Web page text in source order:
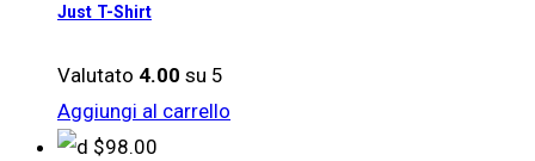
Just T-Shirt
Valutato 4.00 su 5
Aggiungi al carrello
$98.00